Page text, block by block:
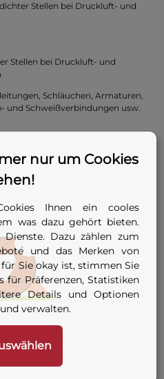
Stellen bei Druckluft- und
Stellen bei Druckluft- und
Schläuchen, Armaturen,
und Schweißverbindungen usw.
aufgrund unserer
auf Eignung für den
ohne Vorversuche, sowie bei
keinerlei Haftung für
schütteln - verdächtige
zeigt, bei
Leck an.
Leitungen
nur um Cookies
Ihnen ein cooles
was dazu gehört bieten.
Dazu zählen zum
und das Merken von
Sie okay ist, stimmen Sie
für Präferenzen, Statistiken
Details und Optionen
und verwalten.